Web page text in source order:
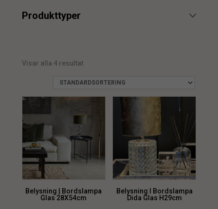
min.
min.
Produkttyper
Visar alla 4 resultat
Belysning | Bordslampa
Glas 28X54cm
Belysning l Bordslampa
Dida Glas H29cm